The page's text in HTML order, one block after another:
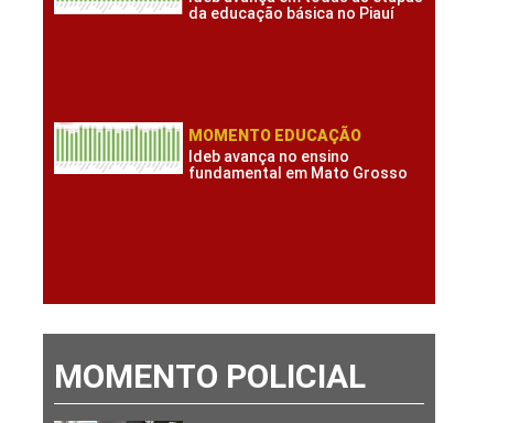
da educação básica no Piauí
MOMENTO EDUCAÇÃO
Ideb avança no ensino
fundamental em Mato Grosso
MOMENTO POLICIAL